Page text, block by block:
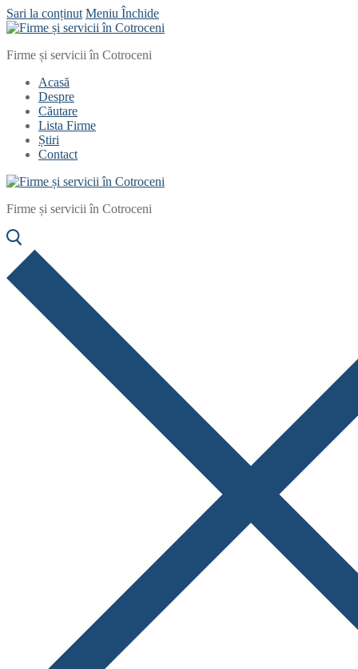
Sari la conținut Meniu Închide
Firme și servicii în Cotroceni
Acasă
Despre
Căutare
Lista Firme
Știri
Contact
Firme și servicii în Cotroceni